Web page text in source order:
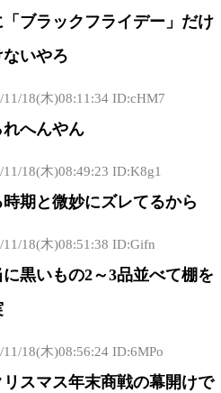
ブラックフライデー」だけ
いやろ
11/18(木)08:11:34 ID:cHM7
へんやん
11/18(木)08:49:23 ID:K8g1
期と微妙にズレてるから
11/18(木)08:51:38 ID:Gifn
黒いもの2～3品並べて棚を
11/18(木)08:56:24 ID:6MPo
スマス年末商戦の幕開けで